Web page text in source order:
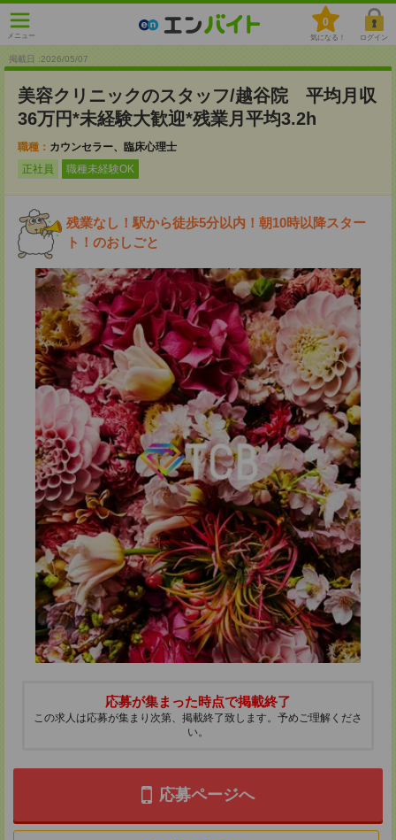
メニュー
0
気になる！ ログイン
掲載日 :2026/05/07
美容クリニックのスタッフ/越谷院 平均月収
36万円*未経験大歓迎*残業月平均3.2h
職種： カウンセラー、臨床心理士
正社員
職種未経験OK
残業なし！駅から徒歩5分以内！朝10時以降スター
ト！のおしごと
応募が集まった時点で掲載終了
この求人は応募が集まり次第、掲載終了致します。予めご理解くださ
い。
応募ページへ